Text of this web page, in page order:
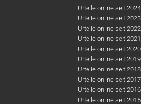
Urteile online seit 2024
Urteile online seit 2023
Urteile online seit 2022
Urteile online seit 2021
Urteile online seit 2020
Urteile online seit 2019
Urteile online seit 2018
Urteile online seit 2017
Urteile online seit 2016
Urteile online seit 2015